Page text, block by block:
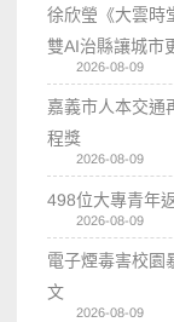
徐欣瑩《大雲
雙AI治縣讓城市
2026-08-09
嘉義市人本交
程獎
2026-08-09
498位大專青年
2026-08-09
電子煙毒害校園
文
2026-08-09